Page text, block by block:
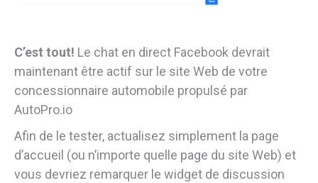
C’est tout! Le chat en direct Facebook devrait
maintenant être actif sur le site Web de votre
concessionnaire automobile propulsé par
AutoPro.io
Afin de le tester, actualisez simplement la page
d’accueil (ou n’importe quelle page du site Web) et
vous devriez remarquer le widget de discussion